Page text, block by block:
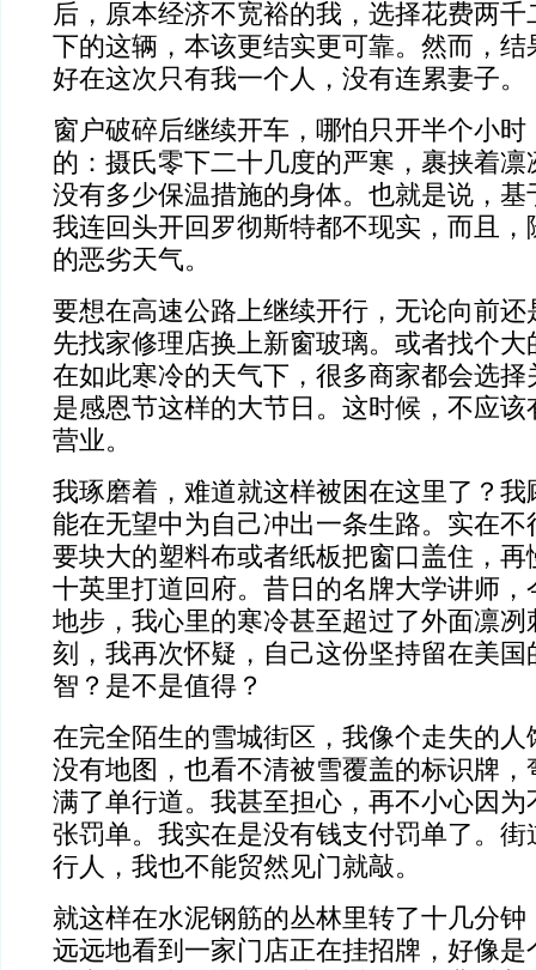
后，原本经济不宽裕的我，选择花费两千
下的这辆，本该更结实更可靠。然而，
好在这次只有我一个人，没有连累妻子。
窗户破碎后继续开车，哪怕只开半个小时
的：摄氏零下二十几度的严寒，裹挟着凛
没有多少保温措施的身体。也就是说，基
我连回头开回罗彻斯特都不现实，而且，
的恶劣天气。
要想在高速公路上继续开行，无论向前还
先找家修理店换上新窗玻璃。或者找个大
在如此寒冷的天气下，很多商家都会选择
是感恩节这样的大节日。这时候，不应该
营业。
我琢磨着，难道就这样被困在这里了？我
能在无望中为自己冲出一条生路。实在不
要块大的塑料布或者纸板把窗口盖住，再
十英里打道回府。昔日的名牌大学讲师，
地步，我心里的寒冷甚至超过了外面凛冽
刻，我再次怀疑，自己这份坚持留在美国
智？是不是值得？
在完全陌生的雪城街区，我像个走失的人
没有地图，也看不清被雪覆盖的标识牌，
满了单行道。我甚至担心，再不小心因为
张罚单。我实在是没有钱支付罚单了。街
行人，我也不能贸然见门就敲。
就这样在水泥钢筋的丛林里转了十几分钟
远远地看到一家门店正在挂招牌，好像是